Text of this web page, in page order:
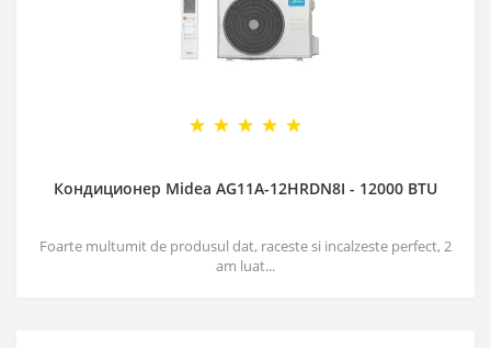
Кондиционер Midea AG11A-12HRDN8I - 12000 BTU
Foarte multumit de produsul dat, raceste si incalzeste perfect, 2
am luat...